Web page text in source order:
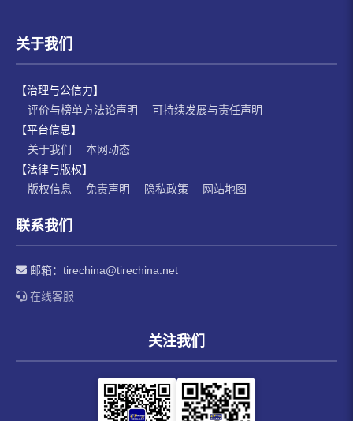
关于我们
【治理与公信力】
评价与榜单方法论声明
可持续发展与责任声明
【平台信息】
关于我们
本网动态
【法律与版权】
版权信息
免责声明 隐私政策 网站地图
联系我们
邮箱： tirechina@tirechina.net
在线客服
关注我们